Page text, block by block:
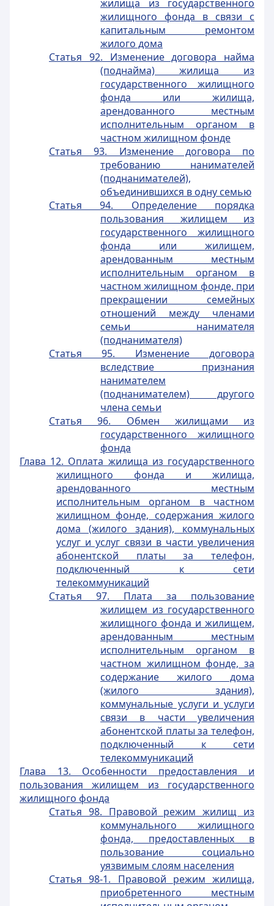
жилища из государственного
жилищного фонда в связи с
капитальным ремонтом
жилого дома
Статья 92. Изменение договора найма
(поднайма) жилища из
государственного жилищного
фонда или жилища,
арендованного местным
исполнительным органом в
частном жилищном фонде
Статья 93. Изменение договора по
требованию нанимателей
(поднанимателей),
объединившихся в одну семью
Статья 94. Определение порядка
пользования жилищем из
государственного жилищного
фонда или жилищем,
арендованным местным
исполнительным органом в
частном жилищном фонде, при
прекращении семейных
отношений между членами
семьи нанимателя
(поднанимателя)
Статья 95. Изменение договора
вследствие признания
нанимателем
(поднанимателем) другого
члена семьи
Статья 96. Обмен жилищами из
государственного жилищного
фонда
Глава 12. Оплата жилища из государственного
жилищного фонда и жилища,
арендованного местным
исполнительным органом в частном
жилищном фонде, содержания жилого
дома (жилого здания), коммунальных
услуг и услуг связи в части увеличения
абонентской платы за телефон,
подключенный к сети
телекоммуникаций
Статья 97. Плата за пользование
жилищем из государственного
жилищного фонда и жилищем,
арендованным местным
исполнительным органом в
частном жилищном фонде, за
содержание жилого дома
(жилого здания),
коммунальные услуги и услуги
связи в части увеличения
абонентской платы за телефон,
подключенный к сети
телекоммуникаций
Глава 13. Особенности предоставления и
пользования жилищем из государственного
жилищного фонда
Статья 98. Правовой режим жилищ из
коммунального жилищного
фонда, предоставленных в
пользование социально
уязвимым слоям населения
Статья 98-1. Правовой режим жилища,
приобретенного местным